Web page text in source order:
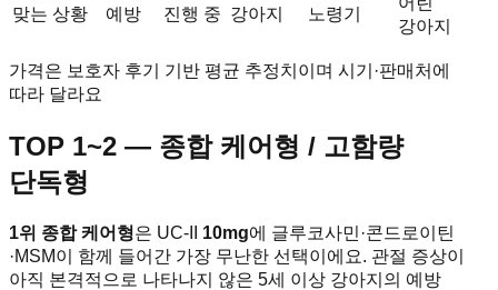
맞는 상황
예방
진행 중 강아지
노령기
강아지
가격은 보호자 후기 기반 평균 추정치이며 시기·판매처에
따라 달라요
TOP 1~2 — 종합 케어형 / 고함량
단독형
1위 종합 케어형은 UC-II 10mg에 글루코사민·콘드로이틴
·MSM이 함께 들어간 가장 무난한 선택이에요. 관절 증상이
아직 본격적으로 나타나지 않은 5세 이상 강아지의 예방